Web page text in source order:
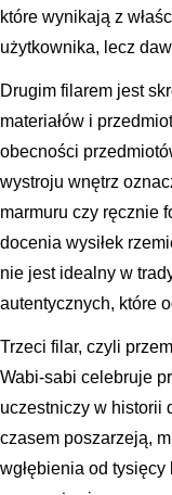
które wynikają z
użytkownika, lecz
Drugim filarem jest
materiałów i
obecności
wystroju wnętrz
marmuru czy ręcznie
docenia wysiłek
nie jest idealny w
autentycznych, które
Trzeci filar, czyli
Wabi-sabi celebruje
uczestniczy w historii
czasem poszarzeją,
wgłębienia od